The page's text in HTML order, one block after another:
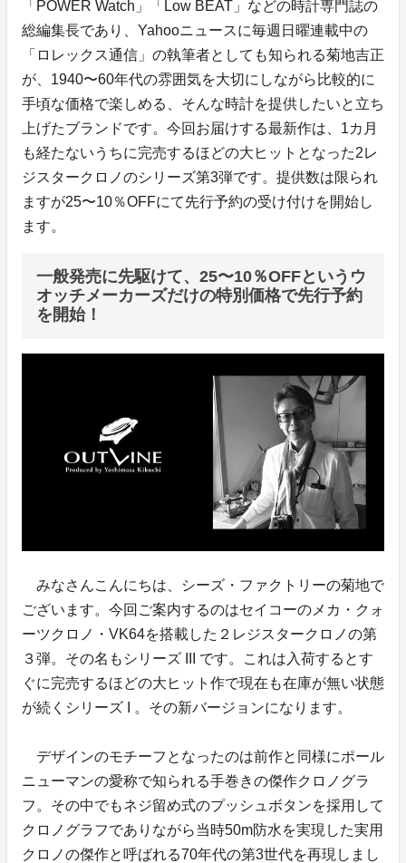
「POWER Watch」「Low BEAT」などの時計専門誌の
総編集長であり、Yahooニュースに毎週日曜連載中の
「ロレックス通信」の執筆者としても知られる菊地吉正
が、1940〜60年代の雰囲気を大切にしながら比較的に
手頃な価格で楽しめる、そんな時計を提供したいと立ち
上げたブランドです。今回お届けする最新作は、1カ月
も経たないうちに完売するほどの大ヒットとなった2レ
ジスタークロノのシリーズ第3弾です。提供数は限られ
ますが25〜10％OFFにて先行予約の受け付けを開始し
ます。
一般発売に先駆けて、25〜10％OFFというウ
オッチメーカーズだけの特別価格で先行予約
を開始！
みなさんこんにちは、シーズ・ファクトリーの菊地で
ございます。今回ご案内するのはセイコーのメカ・クォ
ーツクロノ・VK64を搭載した２レジスタークロノの第
３弾。その名もシリーズ III です。これは入荷するとす
ぐに完売するほどの大ヒット作で現在も在庫が無い状態
が続くシリーズ I 。その新バージョンになります。
デザインのモチーフとなったのは前作と同様にポール
ニューマンの愛称で知られる手巻きの傑作クロノグラ
フ。その中でもネジ留め式のプッシュボタンを採用して
クロノグラフでありながら当時50m防水を実現した実用
クロノの傑作と呼ばれる70年代の第3世代を再現しまし